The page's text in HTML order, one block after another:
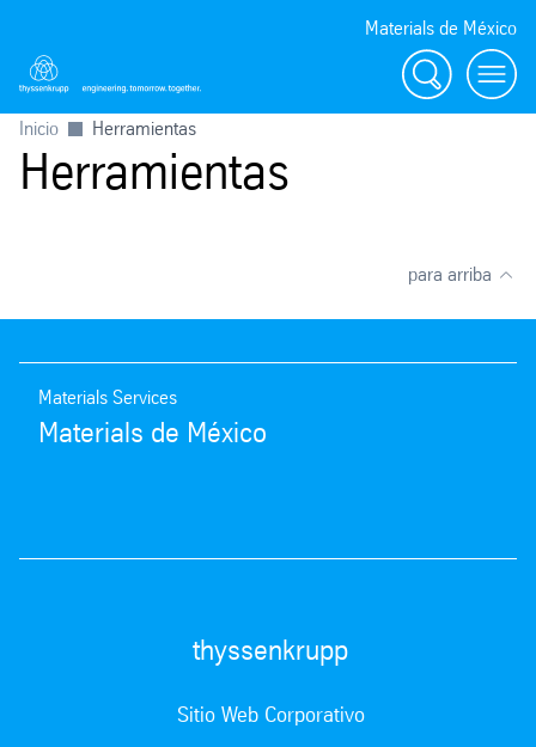
Materials de México
BúsquedaMenu
Inicio Herramientas
Herramientas
para arriba
Materials Services
Materials de México
thyssenkrupp
Sitio Web Corporativo